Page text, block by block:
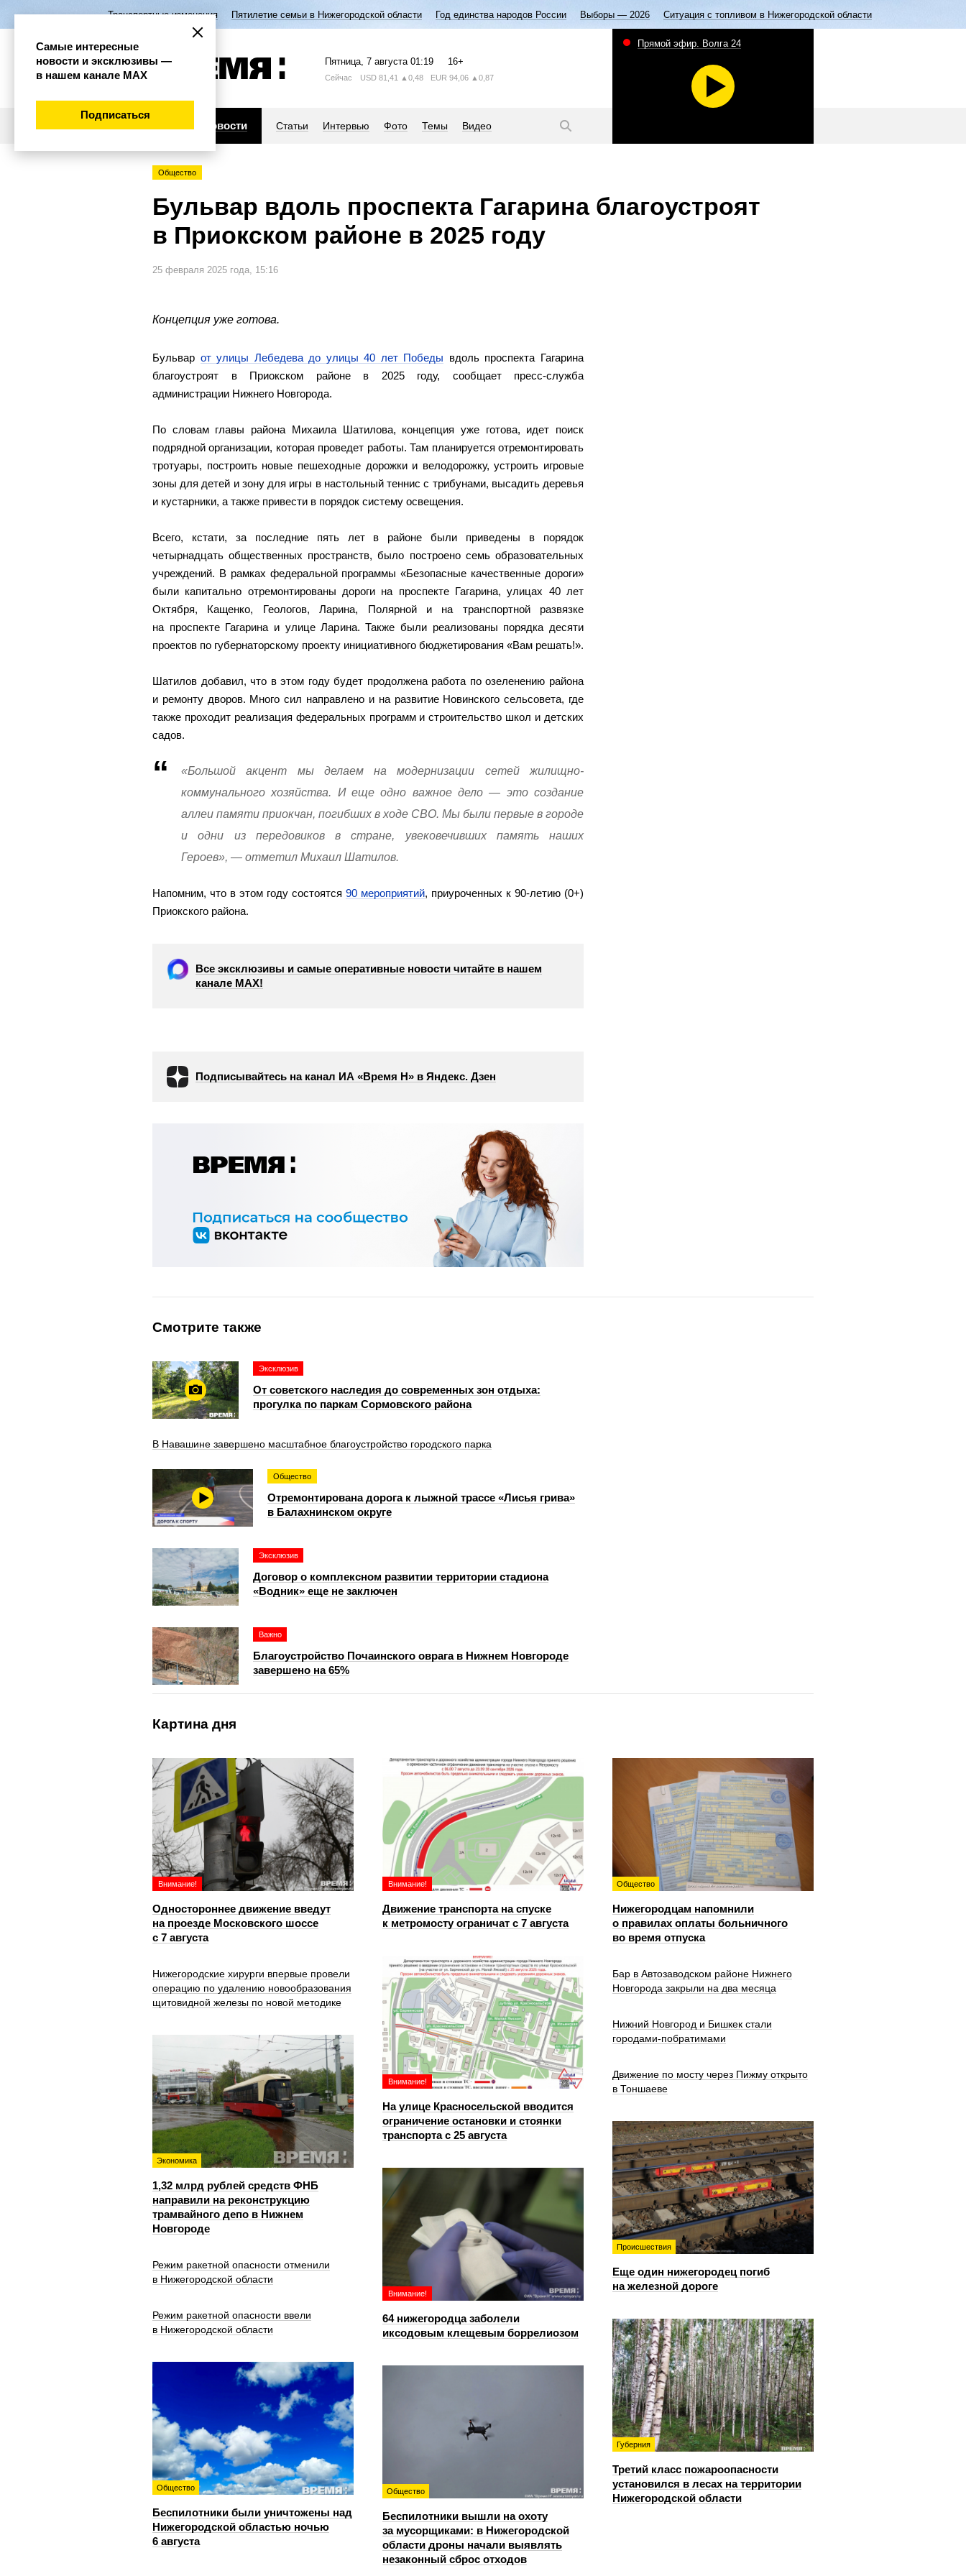
Транспортные изменения Пятилетие семьи в Нижегородской области Год единства народов России Выборы — 2026 Ситуация с топливом в Нижегородской области
Пятница, 7 августа 01:19 16+
Сейчас USD 81,41 ▲0,48 EUR 94,06 ▲0,87
Новости Статьи Интервью Фото Темы Видео
Прямой эфир. Волга 24
Общество
Бульвар вдоль проспекта Гагарина благоустроят
в Приокском районе в 2025 году
25 февраля 2025 года, 15:16
Концепция уже готова.
Бульвар от улицы Лебедева до улицы 40 лет Победы вдоль проспекта Гагарина
благоустроят в Приокском районе в 2025 году, сообщает пресс-служба
администрации Нижнего Новгорода.
По словам главы района Михаила Шатилова, концепция уже готова, идет поиск
подрядной организации, которая проведет работы. Там планируется отремонтировать
тротуары, построить новые пешеходные дорожки и велодорожку, устроить игровые
зоны для детей и зону для игры в настольный теннис с трибунами, высадить деревья
и кустарники, а также привести в порядок систему освещения.
Всего, кстати, за последние пять лет в районе были приведены в порядок
четырнадцать общественных пространств, было построено семь образовательных
учреждений. В рамках федеральной программы «Безопасные качественные дороги»
были капитально отремонтированы дороги на проспекте Гагарина, улицах 40 лет
Октября, Кащенко, Геологов, Ларина, Полярной и на транспортной развязке
на проспекте Гагарина и улице Ларина. Также были реализованы порядка десяти
проектов по губернаторскому проекту инициативного бюджетирования «Вам решать!».
Шатилов добавил, что в этом году будет продолжена работа по озеленению района
и ремонту дворов. Много сил направлено и на развитие Новинского сельсовета, где
также проходит реализация федеральных программ и строительство школ и детских
садов.
«Большой акцент мы делаем на модернизации сетей жилищно-
коммунального хозяйства. И еще одно важное дело — это создание
аллеи памяти приокчан, погибших в ходе СВО. Мы были первые в городе
и одни из передовиков в стране, увековечивших память наших
Героев», — отметил Михаил Шатилов.
Напомним, что в этом году состоятся 90 мероприятий, приуроченных к 90-летию (0+)
Приокского района.
Все эксклюзивы и самые оперативные новости читайте в нашем
канале МАХ!
Подписывайтесь на канал ИА «Время Н» в Яндекс. Дзен
Смотрите также
Эксклюзив
От советского наследия до современных зон отдыха:
прогулка по паркам Сормовского района
В Навашине завершено масштабное благоустройство городского парка
Общество
Отремонтирована дорога к лыжной трассе «Лисья грива»
в Балахнинском округе
Эксклюзив
Договор о комплексном развитии территории стадиона
«Водник» еще не заключен
Важно
Благоустройство Почаинского оврага в Нижнем Новгороде
завершено на 65%
Картина дня
Внимание!
Одностороннее движение введут
на проезде Московского шоссе
с 7 августа
Внимание!
Движение транспорта на спуске
к метромосту ограничат с 7 августа
Общество
Нижегородцам напомнили
о правилах оплаты больничного
во время отпуска
Внимание!
На улице Красносельской вводится
ограничение остановки и стоянки
транспорта с 25 августа
Нижегородские хирурги впервые провели
операцию по удалению новообразования
щитовидной железы по новой методике
Бар в Автозаводском районе Нижнего
Новгорода закрыли на два месяца
Нижний Новгород и Бишкек стали
городами-побратимами
Экономика
1,32 млрд рублей средств ФНБ
направили на реконструкцию
трамвайного депо в Нижнем
Новгороде
Движение по мосту через Пижму открыто
в Тоншаеве
Происшествия
Еще один нижегородец погиб
на железной дороге
Внимание!
64 нижегородца заболели
иксодовым клещевым боррелиозом
Режим ракетной опасности отменили
в Нижегородской области
Режим ракетной опасности ввели
в Нижегородской области
Губерния
Третий класс пожароопасности
установился в лесах на территории
Нижегородской области
Общество
Беспилотники были уничтожены над
Нижегородской областью ночью
6 августа
Общество
Беспилотники вышли на охоту
за мусорщиками: в Нижегородской
области дроны начали выявлять
незаконный сброс отходов
Самые интересные
новости и эксклюзивы —
в нашем канале МАХ
Подписаться